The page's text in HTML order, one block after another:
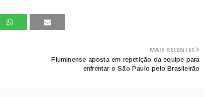
MAIS RECENTES
Fluminense aposta em repetição da equipe para
enfrentar o São Paulo pelo Brasileirão